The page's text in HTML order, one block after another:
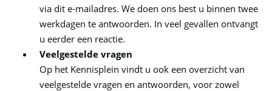
via dit e-mailadres. We doen ons best u binnen twee
werkdagen te antwoorden. In veel gevallen ontvangt
u eerder een reactie.
Veelgestelde vragen
Op het Kennisplein vindt u ook een overzicht van
veelgestelde vragen en antwoorden, voor zowel